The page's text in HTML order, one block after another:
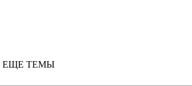
ЕЩЕ ТЕМЫ